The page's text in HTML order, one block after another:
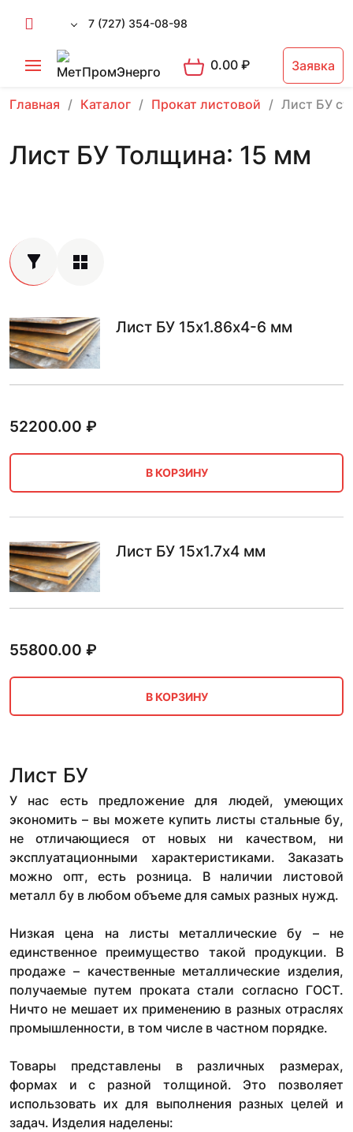
7 (727) 354-08-98
0.00₽ Заявка
Главная Каталог Прокат листовой Лист БУ
Лист БУ Толщина: 15 мм
Лист БУ 15х1.86х4-6 мм
52200.00 ₽
В КОРЗИНУ
Лист БУ 15х1.7х4 мм
55800.00 ₽
В КОРЗИНУ
Лист БУ
У нас есть предложение для людей, умеющих
экономить – вы можете купить листы стальные бу,
не отличающиеся от новых ни качеством, ни
эксплуатационными характеристиками. Заказать
можно опт, есть розница. В наличии листовой
металл бу в любом объеме для самых разных нужд.
Низкая цена на листы металлические бу – не
единственное преимущество такой продукции. В
продаже – качественные металлические изделия,
получаемые путем проката стали согласно ГОСТ.
Ничто не мешает их применению в разных отраслях
промышленности, в том числе в частном порядке.
Товары представлены в различных размерах,
формах и с разной толщиной. Это позволяет
использовать их для выполнения разных целей и
задач. Изделия наделены: